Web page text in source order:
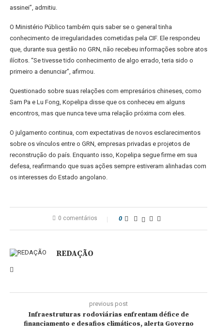
assinei”, admitiu.
O Ministério Público também quis saber se o general tinha
conhecimento de irregularidades cometidas pela CIF. Ele respondeu
que, durante sua gestão no GRN, não recebeu informações sobre atos
ilícitos. “Se tivesse tido conhecimento de algo errado, teria sido o
primeiro a denunciar”, afirmou.
Questionado sobre suas relações com empresários chineses, como
Sam Pa e Lu Fong, Kopelipa disse que os conheceu em alguns
encontros, mas que nunca teve uma relação próxima com eles.
O julgamento continua, com expectativas de novos esclarecimentos
sobre os vínculos entre o GRN, empresas privadas e projetos de
reconstrução do país. Enquanto isso, Kopelipa segue firme em sua
defesa, reafirmando que suas ações sempre estiveram alinhadas com
os interesses do Estado angolano.
0 comentários 0
REDAÇÃO
previous post
Infraestruturas rodoviárias enfrentam défice de
financiamento e desafios climáticos, alerta Governo